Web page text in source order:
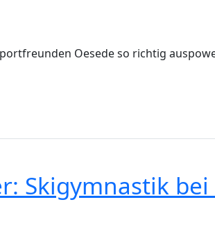
Oesede so richtig
Skigymnastik